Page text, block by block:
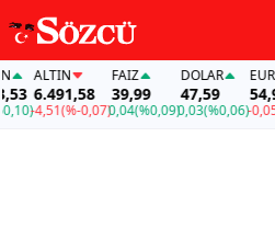
ALTIN
6.491,58
-4,51(%-0,07)
FAİZ
39,99
0,04(%0,09)
DOLAR
47,59
0,03(%0,06)
EURO
54,96
-0,05